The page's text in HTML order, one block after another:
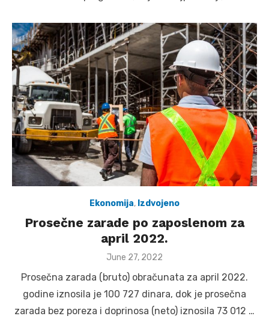
Ekonomija, Izdvojeno
Prosečne zarade po zaposlenom za
april 2022.
Posted
June 27, 2022
Prosečna zarada (bruto) obračunata za april 2022.
godine iznosila je 100 727 dinara, dok je prosečna
zarada bez poreza i doprinosa (neto) iznosila 73 012 …